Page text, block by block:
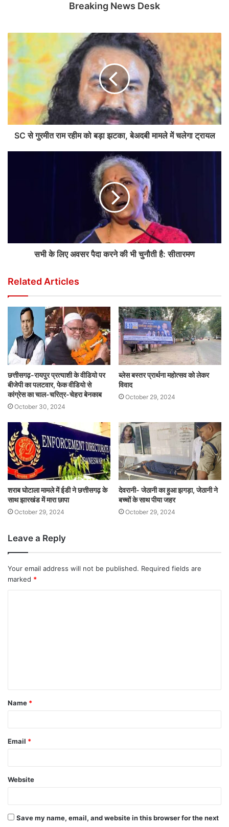
Breaking News Desk
SC से गुरमीत राम रहीम को बड़ा झटका, बेअदबी मामले में चलेगा ट्रायल
सभी के लिए अवसर पैदा करने की भी चुनौती है: सीतारमण
Related Articles
छत्तीसगढ़-रायपुर प्रत्याशी के वीडियो पर
बीजेपी का पलटवार, फेक वीडियो से
कांग्रेस का चाल-चरित्र-चेहरा बेनकाब
October 30, 2024
ब्लेस बस्तर प्रार्थना महोत्सव को लेकर
विवाद
October 29, 2024
शराब घोटाला मामले में ईडी ने छत्तीसगढ़ के
साथ झारखंड में मारा छापा
October 29, 2024
देवरानी- जेठानी का हुआ झगड़ा, जेठानी ने
बच्चों के साथ पीया जहर
October 29, 2024
Leave a Reply
Your email address will not be published. Required fields are
marked *
Name *
Email *
Website
Save my name, email, and website in this browser for the next